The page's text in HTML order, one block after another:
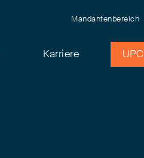
Mandantenbereich
Karriere UPC